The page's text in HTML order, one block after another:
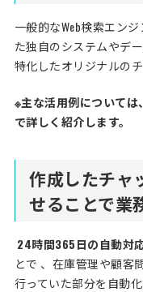
一般的なWeb検索エン
た独自のシステムやデ
特化したオリジナルの
※主な活用例については
で詳しく紹介します。
作成したチャ
せることで業
24時間365日の自動対
とで 、在庫管理や顧客
行っていた部分を自動